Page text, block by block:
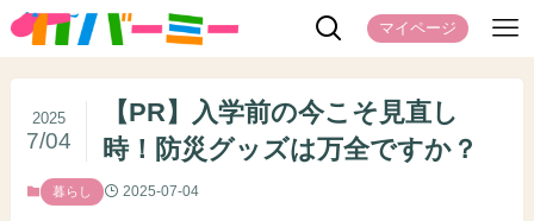
マイページ
【PR】入学前の今こそ見直し
時！防災グッズは万全ですか？
2025
7/04
暮らし 2025-07-04